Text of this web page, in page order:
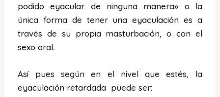
podido eyacular de ninguna manera» o la
única forma de tener una eyaculación es a
través de su propia masturbación, o con el
sexo oral.
Así pues según en el nivel que estés, la
eyaculación retardada puede ser: